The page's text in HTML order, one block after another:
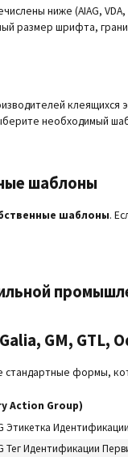
ниже (AIAG,
размер шрифта,
клеящихся
необходимый
шаблоны
шаблоны.
GM, GTL,
стандартные формы,
Action Group)
Этикетка
Тег Идентификации